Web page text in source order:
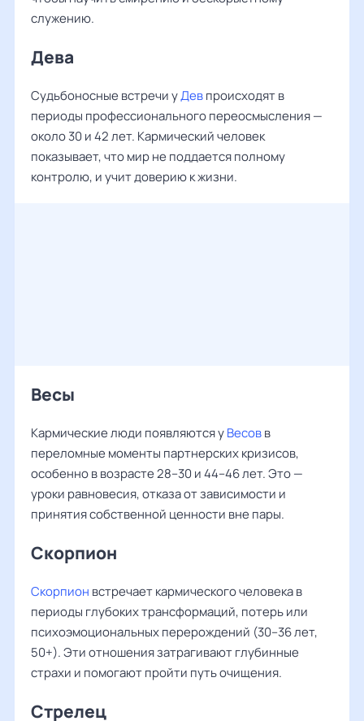
служению.
Дева
Судьбоносные встречи уДевпроисходят в
периоды профессионального переосмысления —
около 30 и 42 лет. Кармический человек
показывает, что мир не поддается полному
контролю, и учит доверию к жизни.
Весы
Кармические люди появляются уВесовв
переломные моменты партнерских кризисов,
особенно в возрасте 28–30 и 44–46 лет. Это —
уроки равновесия, отказа от зависимости и
принятия собственной ценности вне пары.
Скорпион
Скорпион встречает кармического человека в
периоды глубоких трансформаций, потерь или
психоэмоциональных перерождений (30–36 лет,
50+). Эти отношения затрагивают глубинные
страхи и помогают пройти путь очищения.
Стрелец